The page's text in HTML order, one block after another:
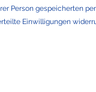
Person gespeicherten
Einwilligungen